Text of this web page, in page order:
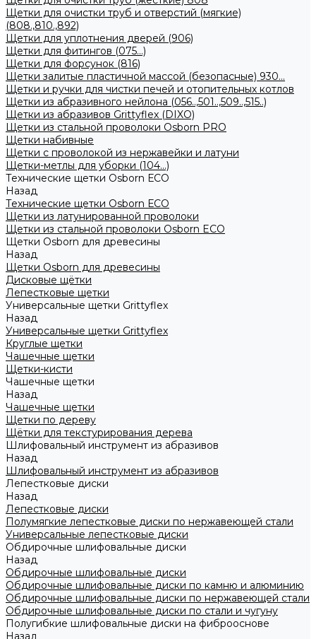
Щетки для очистки труб и отверстий (мягкие)
(808.,810.,892)
Щетки для уплотнения дверей (906)
Щетки для фитингов (075...)
Щетки для форсунок (816)
Щетки залитые пластичной массой (безопасные) 930...
Щетки и ручки для чистки печей и отопительных котлов
Щетки из абразивного нейлона (056..,501..,509..,515..)
Щетки из абразивов Grittyflex (DIXO)
Щетки из стальной проволоки Osborn PRO
Щетки набивные
Щетки с проволокой из нержавейки и латуни
Щетки-метлы для уборки (104...)
Технические щетки Osborn ЕСО
Назад
Технические щетки Osborn ЕСО
Щетки из латунированной проволоки
Щетки из стальной проволоки Osborn ECO
Щетки Osborn для древесины
Назад
Щетки Osborn для древесины
Дисковые щётки
Лепестковые щетки
Универсальные щетки Grittyflex
Назад
Универсальные щетки Grittyflex
Круглые щетки
Чашечные щетки
Щетки-кисти
Чашечные щетки
Назад
Чашечные щетки
Щетки по дереву
Щётки для текстурирования дерева
Шлифовальный инструмент из абразивов
Назад
Шлифовальный инструмент из абразивов
Лепестковые диски
Назад
Лепестковые диски
Полумягкие лепестковые диски по нержавеющей стали
Универсальные лепестковые диски
Обдирочные шлифовальные диски
Назад
Обдирочные шлифовальные диски
Обдирочные шлифовальные диски по камню и алюминию
Обдирочные шлифовальные диски по нержавеющей стали
Обдирочные шлифовальные диски по стали и чугуну
Полугибкие шлифовальные диски на фиброоснове
Назад